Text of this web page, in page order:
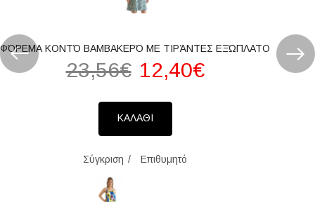
ΦΌΡΕΜΑ ΚΟΝΤΌ ΒΑΜΒΑΚΕΡΌ ΜΕ ΤΙΡΆΝΤΕΣ ΕΞΏΠΛΑΤΟ
23,56€ 12,40€
ΚΑΛΑΘΙ
Σύγκριση Επιθυμητό